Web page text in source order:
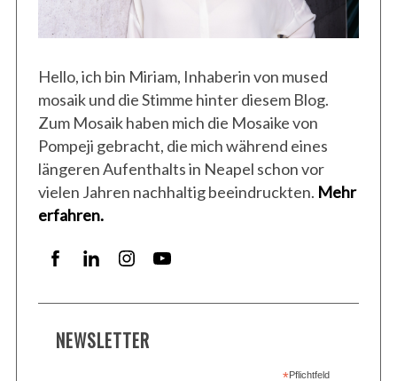
Hello, ich bin Miriam, Inhaberin von mused
mosaik und die Stimme hinter diesem Blog.
Zum Mosaik haben mich die Mosaike von
Pompeji gebracht, die mich während eines
längeren Aufenthalts in Neapel schon vor
vielen Jahren nachhaltig beeindruckten. Mehr
erfahren.
NEWSLETTER
*Pflichtfeld
e